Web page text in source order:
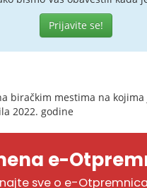
Prijavite se!
biračkim mestima na
2022. godine
e-
sve o e-